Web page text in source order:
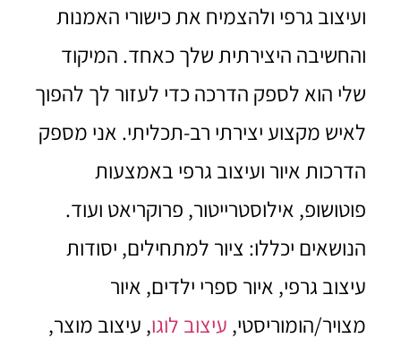
ועיצוב גרפי ולהצמיח את כישורי האמנות
והחשיבה היצירתית שלך כאחד. המיקוד
שלי הוא לספק הדרכה כדי לעזור לך להפוך
לאיש מקצוע יצירתי רב-תכליתי. אני מספק
הדרכות איור ועיצוב גרפי באמצעות
פוטושופ, אילוסטרייטור, פרוקריאט ועוד.
הנושאים יכללו: ציור למתחילים, יסודות
עיצוב גרפי, איור ספרי ילדים, איור
מצויר/הומוריסטי, עיצוב לוגו, עיצוב מוצר,